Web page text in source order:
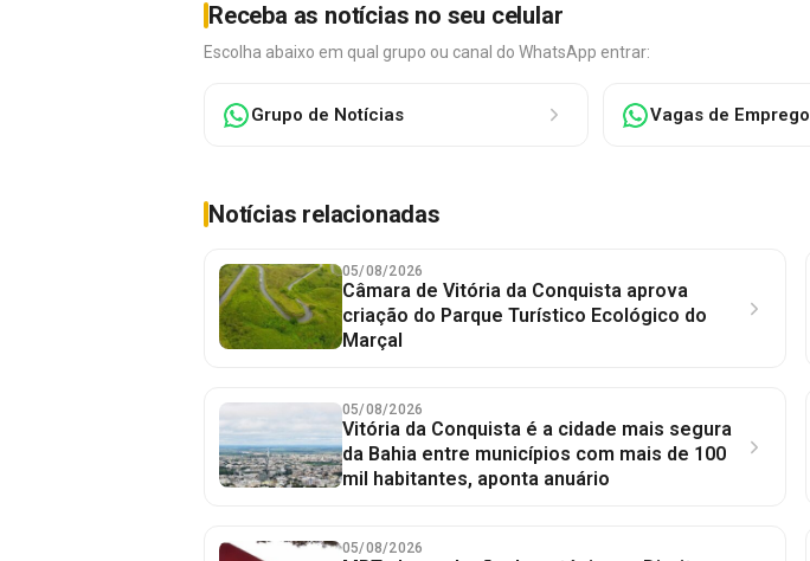
Receba as notícias no seu celular
Escolha abaixo em qual grupo ou canal do WhatsApp entrar:
Grupo de Notícias Vagas de Emprego
Notícias relacionadas
05/08/2026
Câmara de Vitória da Conquista aprova
criação do Parque Turístico Ecológico do
Marçal
05/08/2026
Vitória da Conquista é a cidade mais segura
da Bahia entre municípios com mais de 100
mil habitantes, aponta anuário
05/08/2026